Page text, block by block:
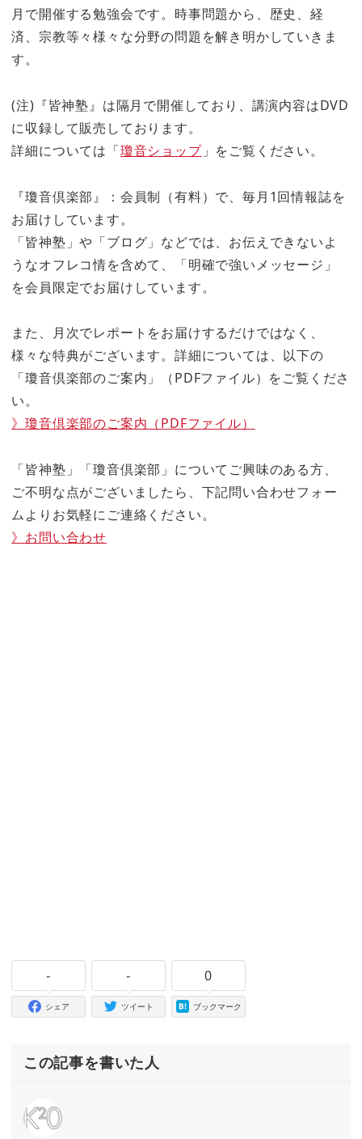
月で開催する勉強会です。時事問題から、歴史、経
済、宗教等々様々な分野の問題を解き明かしていきま
す。
(注)『皆神塾』は隔月で開催しており、講演内容はDVD
に収録して販売しております。
詳細については「瓊音ショップ」をご覧ください。
『瓊音倶楽部』：会員制（有料）で、毎月1回情報誌を
お届けしています。
「皆神塾」や「ブログ」などでは、お伝えできないよ
うなオフレコ情を含めて、「明確で強いメッセージ」
を会員限定でお届けしています。
また、月次でレポートをお届けするだけではなく、
様々な特典がございます。詳細については、以下の
「瓊音倶楽部のご案内」（PDFファイル）をご覧くださ
い。
》瓊音倶楽部のご案内（PDFファイル）
「皆神塾」「瓊音倶楽部」についてご興味のある方、
ご不明な点がございましたら、下記問い合わせフォー
ムよりお気軽にご連絡ください。
》お問い合わせ
-
シェア
-
ツイート
0
ブックマーク
この記事を書いた人